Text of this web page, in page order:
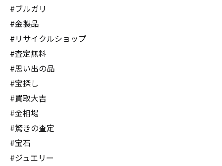
#ブルガリ
#金製品
#リサイクルショップ
#査定無料
#思い出の品
#宝探し
#買取大吉
#金相場
#驚きの査定
#宝石
#ジュエリー